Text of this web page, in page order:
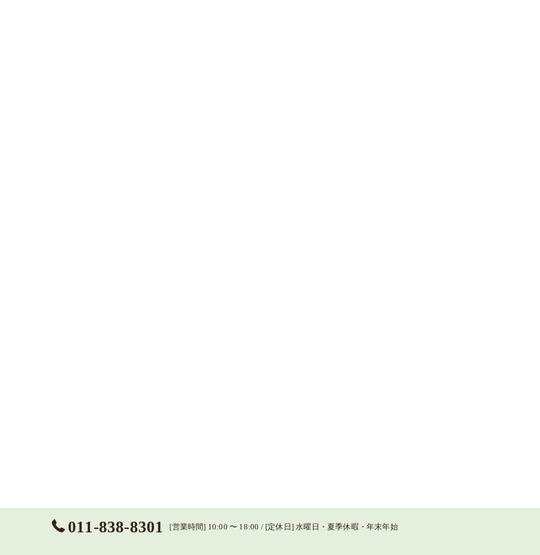
011-838-8301 [営業時間] 10:00 〜 18:00 / [定休日] 水曜日・夏季休暇・年末年始